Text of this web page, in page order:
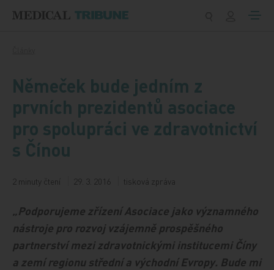
Němeček bude jedním z
prvních prezidentů asociace
pro spolupráci ve zdravotnictví
s Čínou
2 minuty čtení 29. 3. 2016 tisková zpráva
„Podporujeme zřízení Asociace jako významného
nástroje pro rozvoj vzájemně prospěšného
partnerství mezi zdravotnickými institucemi Číny
a zemí regionu střední a východní Evropy. Bude mi